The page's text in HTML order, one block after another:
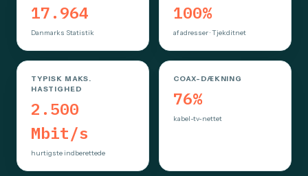
17.964
Danmarks Statistik
100%
af adresser · Tjekditnet
TYPISK MAKS.
HASTIGHED
2.500
Mbit/s
hurtigste indberettede
COAX-DÆKNING
76%
kabel-tv-nettet